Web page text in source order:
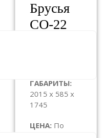
Брусья
СО-22
ГАБАРИТЫ:
2015 x 585 x
1745
ЦЕНА: По